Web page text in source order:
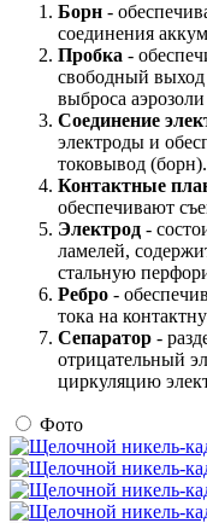
Борн -
соединения
Пробка -
свободный выход
выброса
Соединение
электроды и
токовывод (борн).
Контактные
обеспечивают
Электрод -
ламелей,
стальную
Ребро -
тока на
Сепаратор -
отрицательный
циркуляцию
Фото